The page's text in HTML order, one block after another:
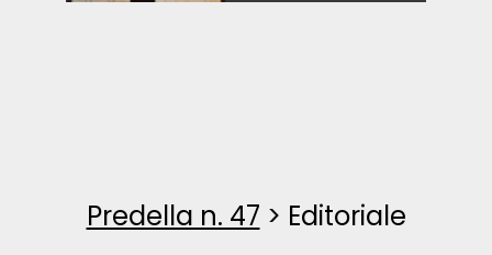
Predella n. 47 > Editoriale